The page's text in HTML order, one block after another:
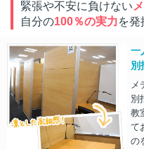
緊張や不安に負けない
自分の100％の実力を発
一
別
メ
別
教
て
の